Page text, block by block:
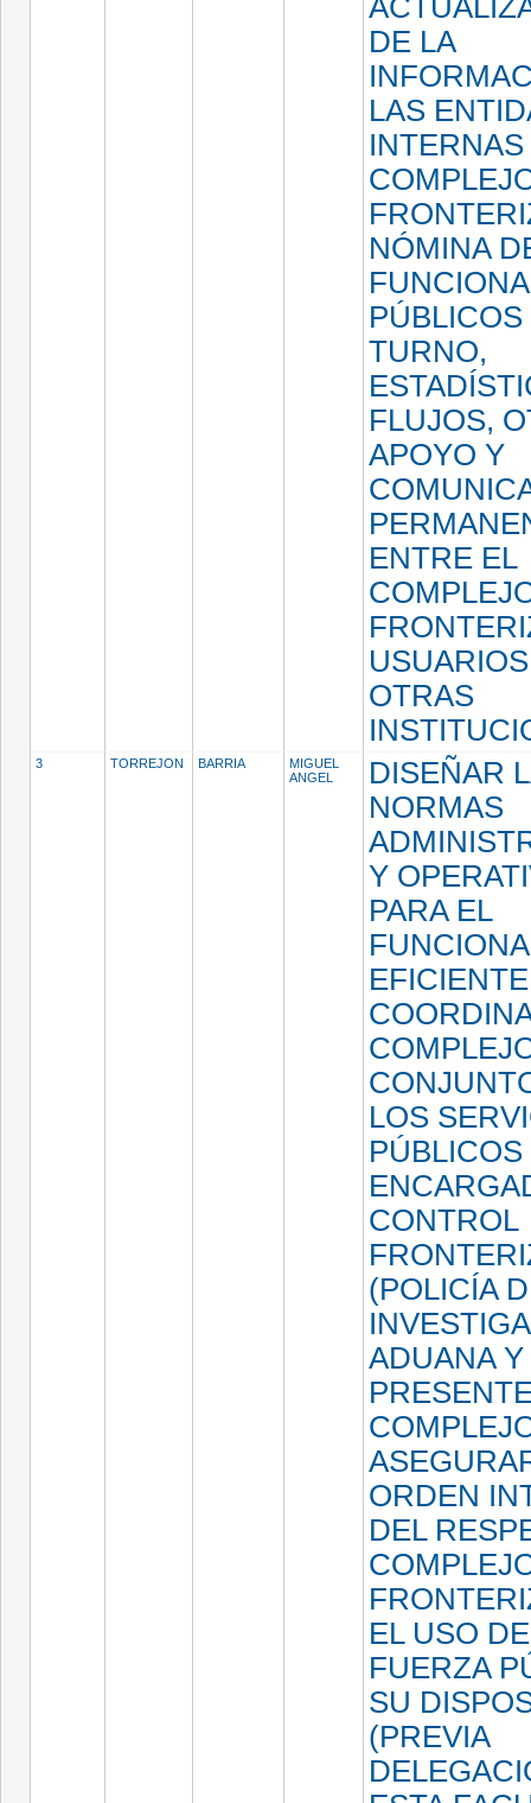
DE LA
LAS
NÓMINA
PÚBLICOS
TURNO,
FLUJOS,
APOYO Y
ENTRE EL
OTRAS
3 TORREJON BARRIA
MIGUEL
ANGEL
DISEÑAR
NORMAS
Y
PARA EL
LOS
PÚBLICOS
CONTROL
(POLICÍA
ADUANA
ORDEN
DEL
EL USO
FUERZA
SU
(PREVIA